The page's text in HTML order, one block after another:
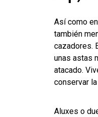
Así como
también
cazadores.
unas astas
atacado.
conservar
Aluxes o